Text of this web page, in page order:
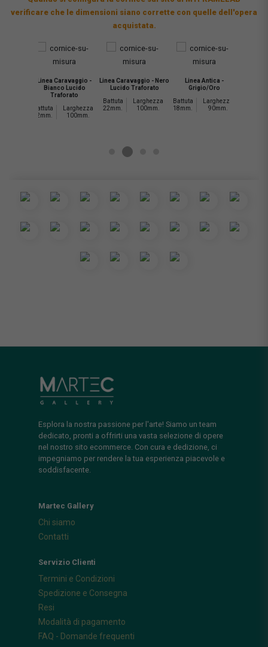
verificare che le dimensioni siano corrette con quelle dell'opera
acquistata.
Esplora la nostra passione per l'arte! Siamo un team
dedicato, pronti a offrirti una vasta selezione di opere
nel nostro sito ecommerce. Con cura e dedizione, ci
impegniamo per rendere la tua esperienza piacevole e
soddisfacente.
Martec Gallery
Chi siamo
Contatti
Servizio Clienti
Termini e Condizioni
Spedizione e Consegna
Resi
Modalità di pagamento
FAQ - Domande frequenti